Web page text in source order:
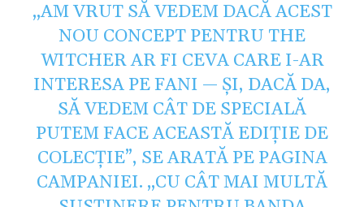
„AM VRUT SĂ VEDEM DACĂ ACEST
NOU CONCEPT PENTRU THE
WITCHER AR FI CEVA CARE I-AR
INTERESA PE FANI — ȘI, DACĂ DA,
SĂ VEDEM CÂT DE SPECIALĂ
PUTEM FACE ACEASTĂ EDIȚIE DE
COLECȚIE”, SE ARATĂ PE PAGINA
CAMPANIEI. „CU CÂT MAI MULTĂ